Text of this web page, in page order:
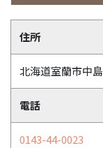
住所
北海道室蘭市中
電話
0143-44-0023